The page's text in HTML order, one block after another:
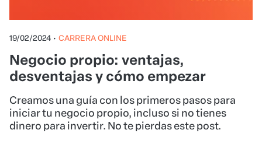
19/02/2024 • CARRERA ONLINE
Negocio propio: ventajas,
desventajas y cómo empezar
Creamos una guía con los primeros pasos para
iniciar tu negocio propio, incluso si no tienes
dinero para invertir. No te pierdas este post.